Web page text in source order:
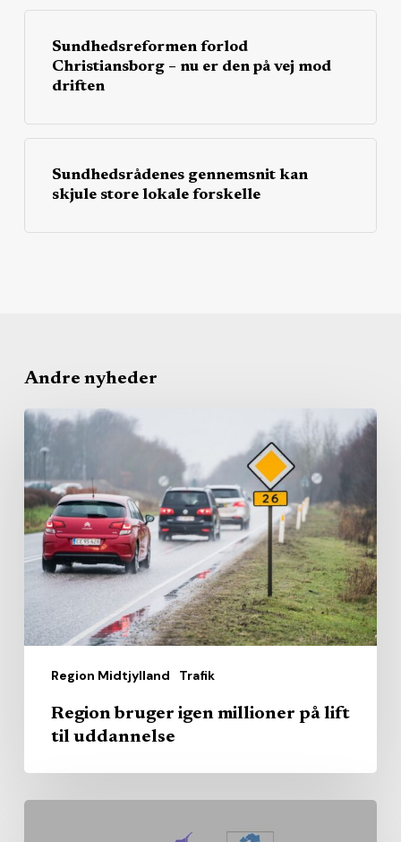
Sundhedsreformen forlod
Christiansborg – nu er den på vej mod
driften
Sundhedsrådenes gennemsnit kan
skjule store lokale forskelle
Andre nyheder
Region Midtjylland Trafik
Region
bruger
millioner
på
Region bruger igen millioner på lift
til uddannelse